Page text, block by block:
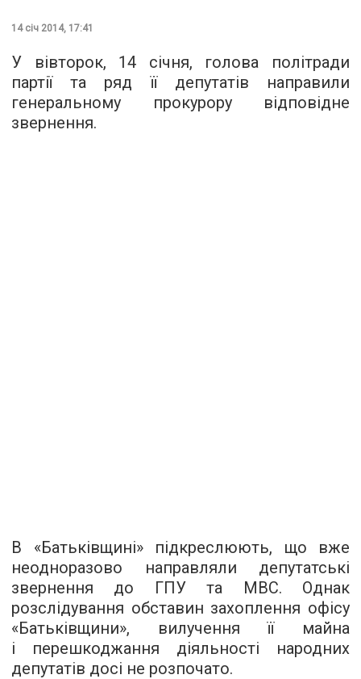
14 січ 2014, 17:41
У вівторок, 14 січня, голова політради
партії та ряд її депутатів направили
генеральному прокурору відповідне
звернення.
В «Батьківщині» підкреслюють, що вже
неодноразово направляли депутатські
звернення до ГПУ та МВС. Однак
розслідування обставин захоплення офісу
«Батьківщини», вилучення її майна
і перешкоджання діяльності народних
депутатів досі не розпочато.